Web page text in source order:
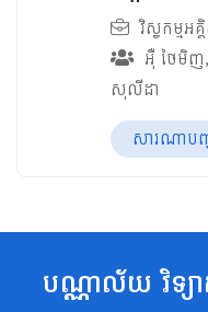
វិស្វកម្មអ
អ៊ឺ ថៃមិញ,
សុលីដា
សារណាបញ្
បណ្ណាល័យ វិទ្យា